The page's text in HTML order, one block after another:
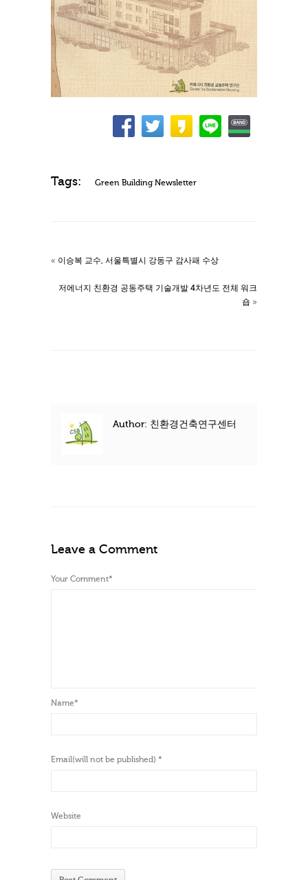
Tags: Green Building Newsletter
« 이승복 교수, 서울특별시 강동구 감사패 수상
저에너지 친환경 공동주택 기술개발 4차년도 전체 워크
숍 »
Author: 친환경건축연구센터
Leave a Comment
Your Comment*
Name*
Email(will not be published) *
Website